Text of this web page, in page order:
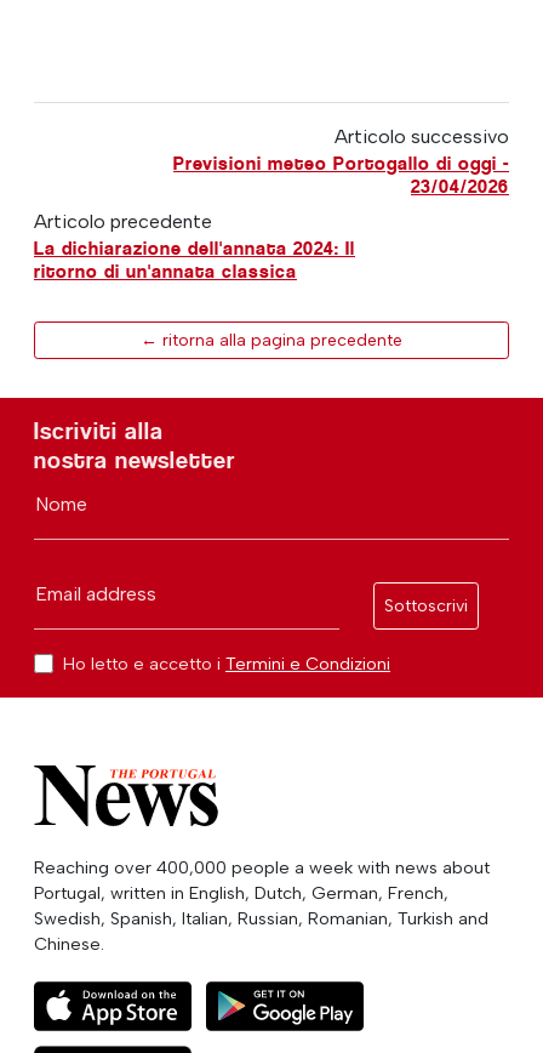
Articolo successivo
Previsioni meteo Portogallo di oggi -
23/04/2026
Articolo precedente
La dichiarazione dell'annata 2024: Il
ritorno di un'annata classica
← ritorna alla pagina precedente
Iscriviti alla
nostra newsletter
Nome
Email address
Sottoscrivi
Ho letto e accetto i Termini e Condizioni
Reaching over 400,000 people a week with news about
Portugal, written in English, Dutch, German, French,
Swedish, Spanish, Italian, Russian, Romanian, Turkish and
Chinese.